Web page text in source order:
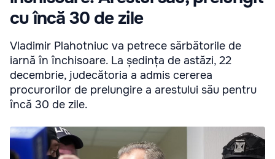
cu încă 30 de zile
Vladimir Plahotniuc va petrece sărbătorile de
iarnă în închisoare. La ședința de astăzi, 22
decembrie, judecătoria a admis cererea
procurorilor de prelungire a arestului său pentru
încă 30 de zile.